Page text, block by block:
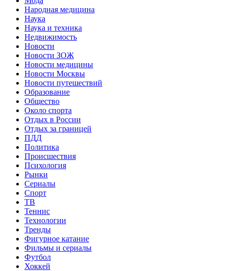
Народная медицина
Наука
Наука и техника
Недвижимость
Новости
Новости ЗОЖ
Новости медицины
Новости Москвы
Новости путешествий
Образование
Общество
Около спорта
Отдых в России
Отдых за границей
ПДД
Политика
Происшествия
Психология
Рынки
Сериалы
Спорт
ТВ
Теннис
Технологии
Тренды
Фигурное катание
Фильмы и сериалы
Футбол
Хоккей